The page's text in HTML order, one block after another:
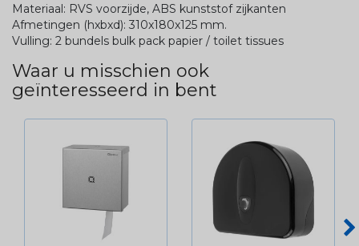
Materiaal: RVS voorzijde, ABS kunststof zijkanten
Afmetingen (hxbxd): 310x180x125 mm.
Vulling: 2 bundels bulk pack papier / toilet tissues
Waar u misschien ook
geïnteresseerd in bent